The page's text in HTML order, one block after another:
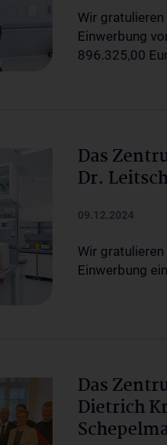
Wir gratulieren
Einwerbung
896.325,00
Das
Dr.
09.12.2024
Wir
Einwerbung
Das
Dietrich